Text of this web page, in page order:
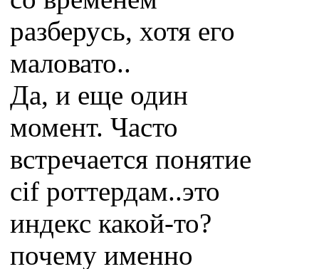
разберусь, хотя его
маловато..
Да, и еще один
момент. Часто
встречается понятие
cif роттердам..это
индекс какой-то?
почему именно